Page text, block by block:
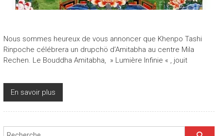
Nous sommes heureux de vous annoncer que Khenpo Tashi
Rinpoche célébrera un drupchö d’Amitabha au centre Mila
Rechen. Le Bouddha Amitabha, » Lumière Infinie « , jouit
En savoir plus